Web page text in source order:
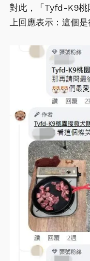
對此，「Tyfd-K9桃
上回應表示：這個